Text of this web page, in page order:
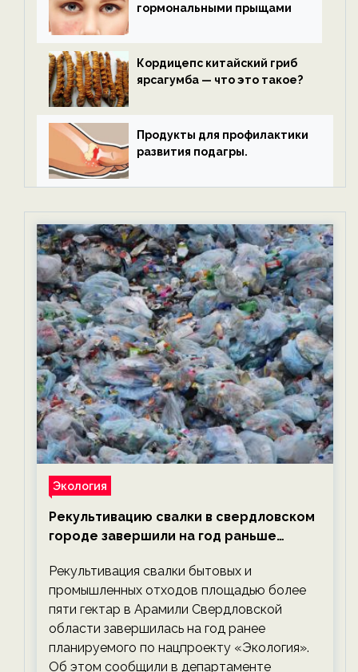
гормональными прыщами
Кордицепс китайский гриб
ярсагумба — что это такое?
Продукты для профилактики
развития подагры.
Экология
Рекультивацию свалки в свердловском
городе завершили на год раньше
экологии на ECOportal
Рекультивация свалки бытовых и
промышленных отходов площадью более
пяти гектар в Арамили Свердловской
области завершилась на год ранее
планируемого по нацпроекту «Экология».
Об этом сообщили в департаменте